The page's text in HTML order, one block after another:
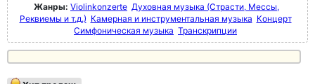
Жанры: Violinkonzerte Духовная музыка (Страсти, Мессы,
Реквиемы и т.д.) Камерная и инструментальная музыка Концерт
Симфоническая музыка Транскрипции